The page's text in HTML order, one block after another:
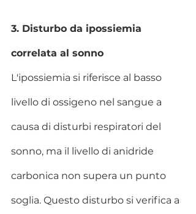
3. Disturbo da ipossiemia
correlata al sonno
L'ipossiemia si riferisce al basso
livello di ossigeno nel sangue a
causa di disturbi respiratori del
sonno, ma il livello di anidride
carbonica non supera un punto
soglia. Questo disturbo si verifica a